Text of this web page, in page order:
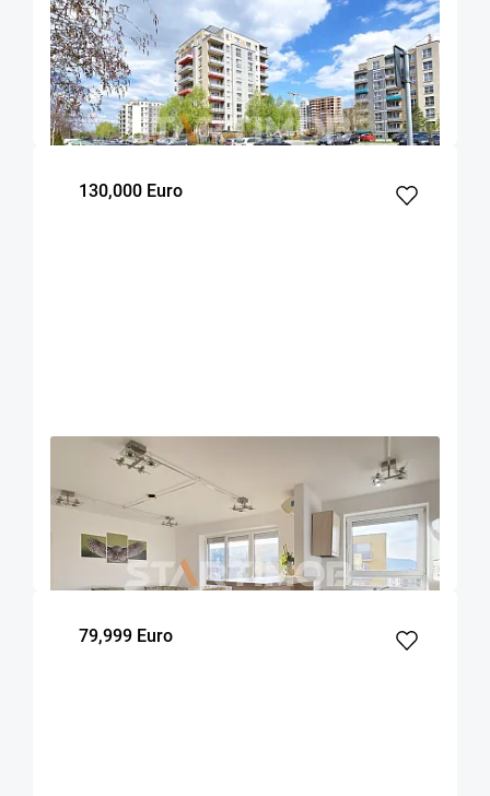
OFERTA NOUA EXCLUSIVITATE COMISION 2%
Apartament cu boxa si parcare zona Coresi
Brasov
58
m²
1
dormitor
2
Etaj
130,000 Euro
OFERTA NOUA COMISION 0%
Apartament cu boxa si parcare Avantgarden
Brasov
59.17
m² dormitoare Etaj
79,999 Euro